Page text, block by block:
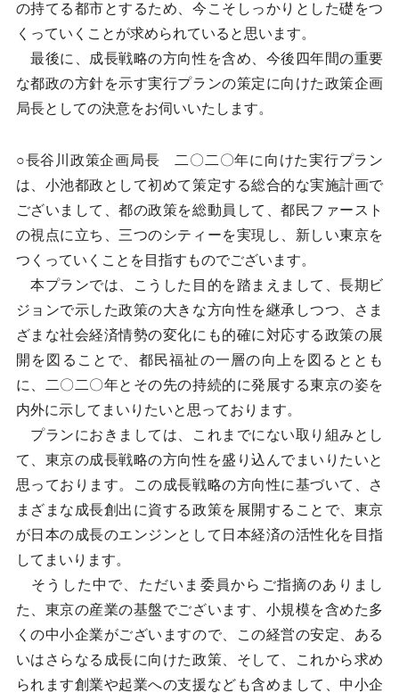
の持てる都市とするため、今こそしっかりとした礎をつ
くっていくことが求められていると思います。
最後に、成長戦略の方向性を含め、今後四年間の重要
な都政の方針を示す実行プランの策定に向けた政策企画
局長としての決意をお伺いいたします。
○長谷川政策企画局長 二〇二〇年に向けた実行プラン
は、小池都政として初めて策定する総合的な実施計画で
ございまして、都の政策を総動員して、都民ファースト
の視点に立ち、三つのシティーを実現し、新しい東京を
つくっていくことを目指すものでございます。
本プランでは、こうした目的を踏まえまして、長期ビ
ジョンで示した政策の大きな方向性を継承しつつ、さま
ざまな社会経済情勢の変化にも的確に対応する政策の展
開を図ることで、都民福祉の一層の向上を図るととも
に、二〇二〇年とその先の持続的に発展する東京の姿を
内外に示してまいりたいと思っております。
プランにおきましては、これまでにない取り組みとし
て、東京の成長戦略の方向性を盛り込んでまいりたいと
思っております。この成長戦略の方向性に基づいて、さ
まざまな成長創出に資する政策を展開することで、東京
が日本の成長のエンジンとして日本経済の活性化を目指
してまいります。
そうした中で、ただいま委員からご指摘のありまし
た、東京の産業の基盤でございます、小規模を含めた多
くの中小企業がございますので、この経営の安定、ある
いはさらなる成長に向けた政策、そして、これから求め
られます創業や起業への支援なども含めまして、中小企